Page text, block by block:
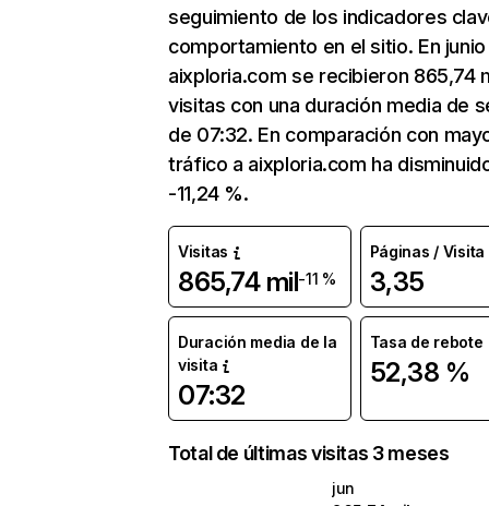
seguimiento de los indicadores
comportamiento en el sitio. En junio
aixploria.com se recibieron 865,74
visitas con una duración media de
de 07:32. En comparación con
tráfico a aixploria.com ha
-11,24 %.
Visitas
865,74 mil-11 %
Páginas / Visita
3,35
Duración media de la
visita
07:32
Tasa de rebote
52,38 %
Total de últimas visitas 3 meses
jun